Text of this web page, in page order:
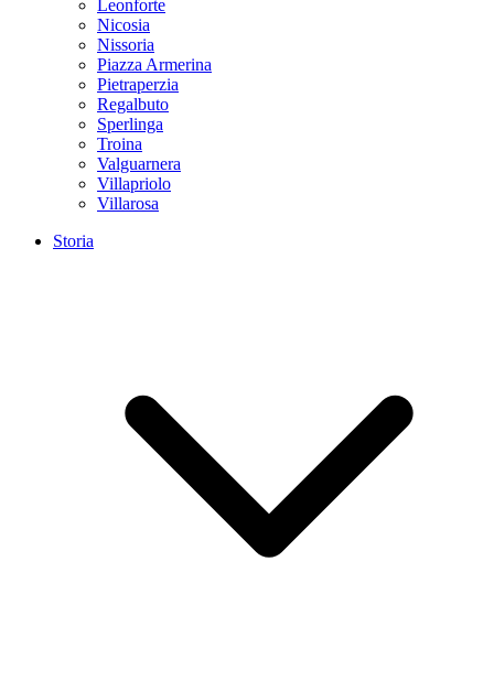
Leonforte
Nicosia
Nissoria
Piazza Armerina
Pietraperzia
Regalbuto
Sperlinga
Troina
Valguarnera
Villapriolo
Villarosa
Storia